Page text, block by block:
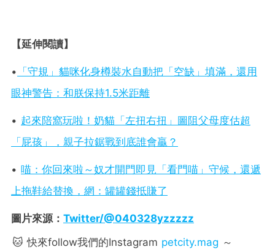
【延伸閱讀】
• 「守規」貓咪化身樽裝水自動把「空缺」填滿，還用
眼神警告：和朕保持1.5米距離
• 起來陪窩玩啦！奶貓「左扭右扭」圖阻父母度估超
「屁孩」，親子拉鋸戰到底誰會贏？
• 喵：你回來啦～奴才開門即見「看門喵」守候，還遞
上拖鞋給替換，網：罐罐錢抵賺了
圖片來源： Twitter/@040328yzzzzz
🐱 快來follow我們的Instagram petcity.mag ～